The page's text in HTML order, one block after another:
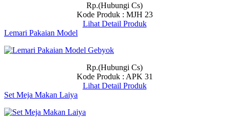
Rp.(Hubungi Cs)
Kode Produk : MJH 23
Lihat Detail Produk
Lemari Pakaian Model
Rp.(Hubungi Cs)
Kode Produk : APK 31
Lihat Detail Produk
Set Meja Makan Laiya